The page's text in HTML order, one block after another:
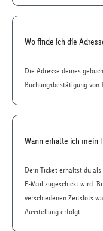
Wo finde ich die
Die Adresse deines
Buchungsbestätigung von
Wann erhalte ich mein
Dein Ticket erhältst du als
E-Mail zugeschickt wird.
verschiedenen Zeitslots
Ausstellung erfolgt.